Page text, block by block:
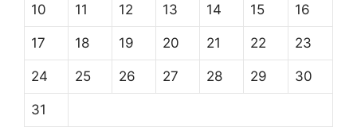
10 11 12 13 14 15 16
17 18 19 20 21 22 23
24 25 26 27 28 29 30
31